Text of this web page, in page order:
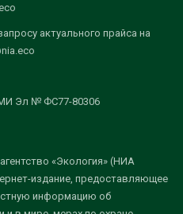
актуального прайса на
Эл № ФС77-80306
«Экология» (НИА
издание, предоставляющее
информацию об